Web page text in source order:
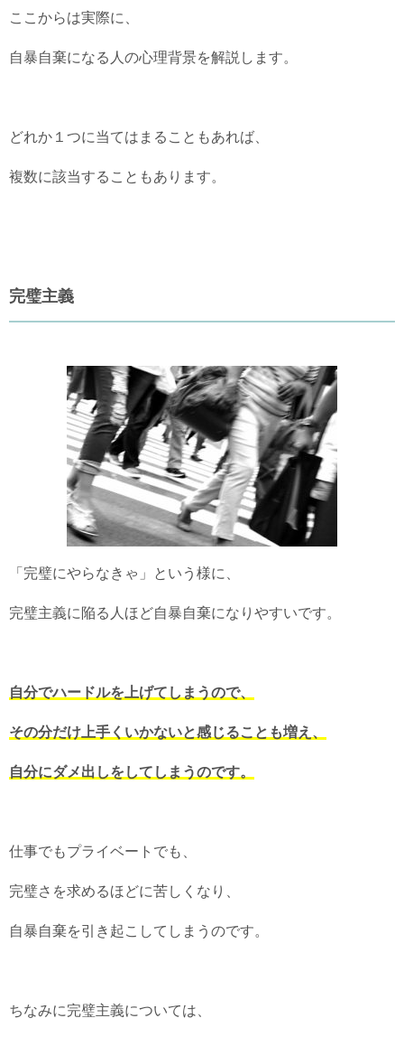
ここからは実際に、
自暴自棄になる人の心理背景を解説します。
どれか１つに当てはまることもあれば、
複数に該当することもあります。
完璧主義
「完璧にやらなきゃ」という様に、
完璧主義に陥る人ほど自暴自棄になりやすいです。
自分でハードルを上げてしまうので、
その分だけ上手くいかないと感じることも増え、
自分にダメ出しをしてしまうのです。
仕事でもプライベートでも、
完璧さを求めるほどに苦しくなり、
自暴自棄を引き起こしてしまうのです。
ちなみに完璧主義については、